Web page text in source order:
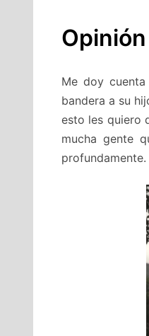
Me doy
bandera a su
esto les quiero
mucha gente
profundamente.